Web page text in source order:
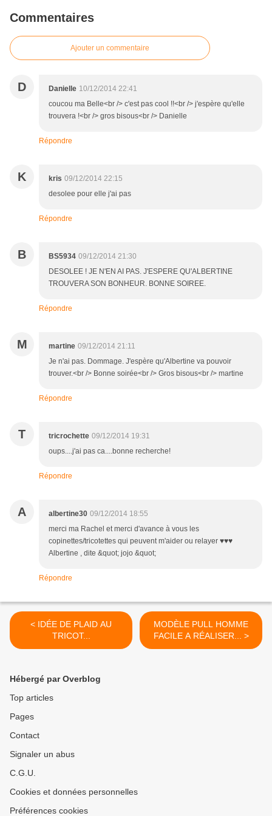
Commentaires
Ajouter un commentaire
D Danielle 10/12/2014 22:41
coucou ma Belle<br /> c'est pas cool !!<br /> j'espère qu'elle
trouvera !<br /> gros bisous<br /> Danielle
Répondre
K kris 09/12/2014 22:15
desolee pour elle j'ai pas
Répondre
B BS5934 09/12/2014 21:30
DESOLEE ! JE N'EN AI PAS. J'ESPERE QU'ALBERTINE
TROUVERA SON BONHEUR. BONNE SOIREE.
Répondre
M martine 09/12/2014 21:11
Je n'ai pas. Dommage. J'espère qu'Albertine va pouvoir
trouver.<br /> Bonne soirée<br /> Gros bisous<br /> martine
Répondre
T tricrochette 09/12/2014 19:31
oups....j'ai pas ca....bonne recherche!
Répondre
A albertine30 09/12/2014 18:55
merci ma Rachel et merci d'avance à vous les
copinettes/tricotettes qui peuvent m'aider ou relayer ♥♥♥
Albertine , dite &quot; jojo &quot;
Répondre
< IDÉE DE PLAID AU
TRICOT...
MODÈLE PULL HOMME
FACILE A RÉALISER... >
Hébergé par Overblog
Top articles
Pages
Contact
Signaler un abus
C.G.U.
Cookies et données personnelles
Préférences cookies